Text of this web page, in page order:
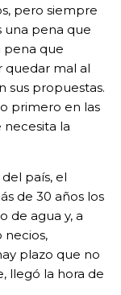
pero siempre
una pena que
pena que
quedar mal al
sus propuestas.
primero en las
la
país, el
de 30 años los
de agua y, a
necios,
plazo que no
llegó la hora de